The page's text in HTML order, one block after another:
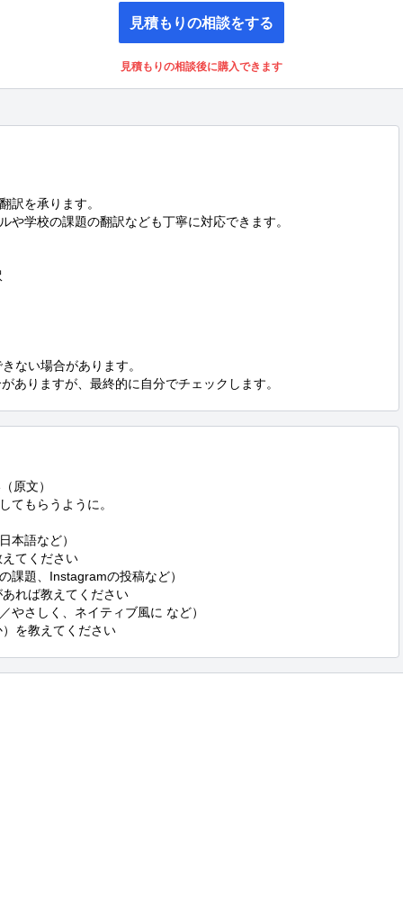
見積もりの相談をする
見積もりの相談後に購入できます
訳を承ります。
や学校の課題の翻訳なども丁寧に対応できます。
がありますが、最終的に自分でチェックします。
もらうように。
語など）
題、Instagramの投稿など）
さしく、ネイティブ風に など）
）を教えてください